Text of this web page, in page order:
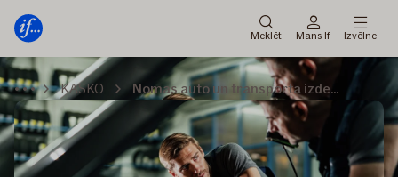
izvēlne
Meklēt Mans If Izvēlne
KASKO Nomas auto un transporta izdevumi